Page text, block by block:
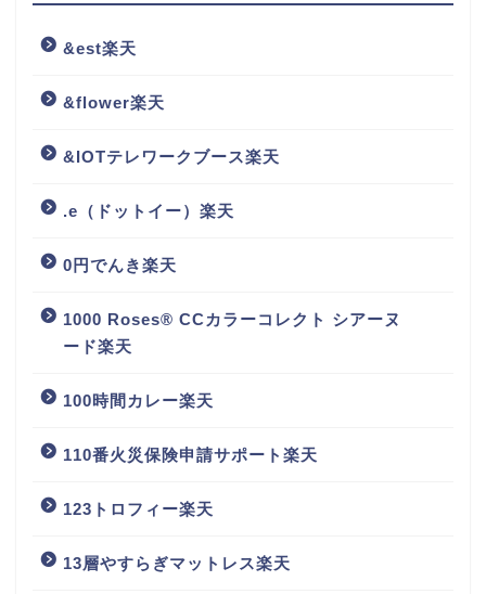
&est楽天
&flower楽天
&IOTテレワークブース楽天
.e（ドットイー）楽天
0円でんき楽天
1000 Roses® CCカラーコレクト シアーヌ
ード楽天
100時間カレー楽天
110番火災保険申請サポート楽天
123トロフィー楽天
13層やすらぎマットレス楽天